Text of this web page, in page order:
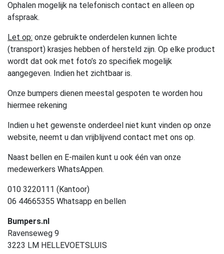
Ophalen mogelijk na telefonisch contact en alleen op
afspraak.
Let op: onze gebruikte onderdelen kunnen lichte
(transport) krasjes hebben of hersteld zijn. Op elke product
wordt dat ook met foto’s zo specifiek mogelijk
aangegeven. Indien het zichtbaar is.
Onze bumpers dienen meestal gespoten te worden hou
hiermee rekening
Indien u het gewenste onderdeel niet kunt vinden op onze
website, neemt u dan vrijblijvend contact met ons op.
Naast bellen en E-mailen kunt u ook één van onze
medewerkers WhatsAppen.
010 3220111 (Kantoor)
06 44665355 Whatsapp en bellen
Bumpers.nl
Ravenseweg 9
3223 LM HELLEVOETSLUIS